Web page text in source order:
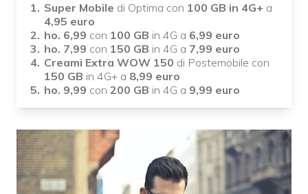
Super Mobile di Optima con 100 GB in 4G+ a
4,95 euro
ho. 6,99 con 100 GB in 4G a 6,99 euro
ho. 7,99 con 150 GB in 4G a 7,99 euro
Creami Extra WOW 150 di Postemobile con
150 GB in 4G+ a 8,99 euro
ho. 9,99 con 200 GB in 4G a 9,99 euro